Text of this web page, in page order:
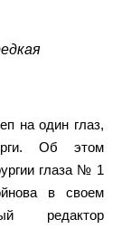
на один глаз,
Об этом
глаза № 1
в своем
редактор